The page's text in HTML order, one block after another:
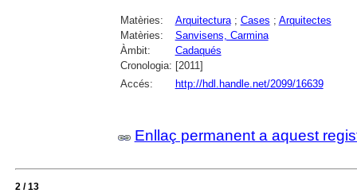
Matèries: Arquitectura; Cases ; Arquitectes
Matèries:
Sanvisens, Carmina
Àmbit:
Cadaqués
Cronologia: [2011]
Accés:
http://hdl.handle.net/2099/16639
Enllaç permanent a aquest
2 / 13